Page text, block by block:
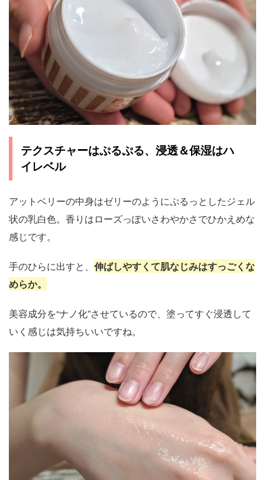
テクスチャーはぷるぷる、浸透＆保湿はハ
イレベル
アットベリーの中身はゼリーのようにぷるっとしたジェル
状の乳白色。香りはローズっぽいさわやかさでひかえめな
感じです。
手のひらに出すと、 伸ばしやすくて肌なじみはすっごくな
めらか。
美容成分を“ナノ化”させているので、塗ってすぐ浸透して
いく感じは気持ちいいですね。